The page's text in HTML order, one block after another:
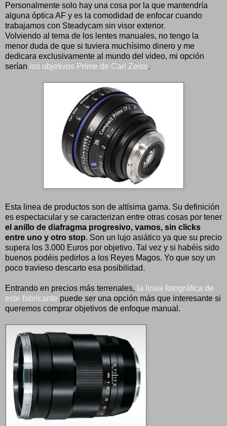
Personalmente solo hay una cosa por la que mantendría
alguna óptica AF y es la comodidad de enfocar cuando
trabajamos con Steadycam sin visor exterior.
Volviendo al tema de los lentes manuales, no tengo la
menor duda de que si tuviera muchísimo dinero y me
dedicara exclusivamente al mundo del video, mi opción
serían los objetivos Prime de Carl Zeiss.
Esta linea de productos son de altísima gama. Su definición
es espectacular y se caracterizan entre otras cosas por tener
el anillo de diafragma progresivo, vamos, sin clicks
entre uno y otro stop. Son un lujo asiático ya que su precio
supera los 3.000 Euros por objetivo. Tal vez y si habéis sido
buenos podéis pedirlos a los Reyes Magos. Yo que soy un
poco travieso descarto esa posibilidad.
Entrando en precios más terrenales, la linea fotográfica de
este fabricante puede ser una opción más que interesante si
queremos comprar objetivos de enfoque manual.